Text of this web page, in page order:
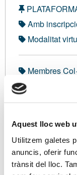
Aquest lloc web
Utilitzem galetes
anuncis, oferir
trànsit del lloc.
Amb
Modalitat
Membres
Tarragona: